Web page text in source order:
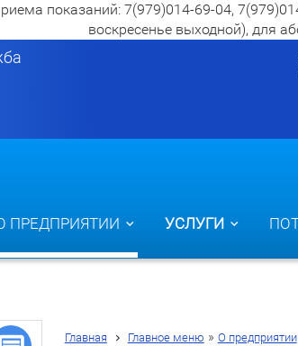
показаний: 7(979)014-69-04,
воскресенье выходной), для
ПРЕДПРИЯТИИ УСЛУГИ
Главная Главное меню » О предприятии